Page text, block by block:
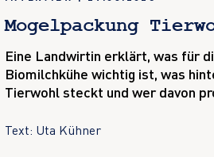
Mogelpackung
Eine Landwirtin erklärt, was für
Biomilchkühe wichtig ist, was
Tierwohl steckt und wer davon
Text: Uta Kühner